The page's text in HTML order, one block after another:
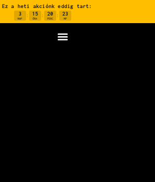
Ez a heti akciónk eddig tart:
3
NAP
: 15
ÓRA
: 20
PERC
: 23
MP